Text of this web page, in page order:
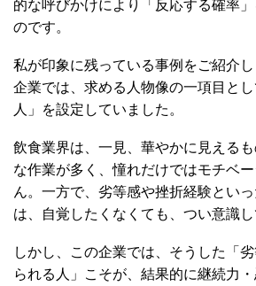
的な呼びかけにより「反応する確率
のです。
私が印象に残っている事例をご紹介
企業では、求める人物像の一項目と
人」を設定していました。
飲食業界は、一見、華やかに見える
な作業が多く、憧れだけではモチベ
ん。一方で、劣等感や挫折経験とい
は、自覚したくなくても、つい意識し
しかし、この企業では、そうした「
られる人」こそが、結果的に継続力